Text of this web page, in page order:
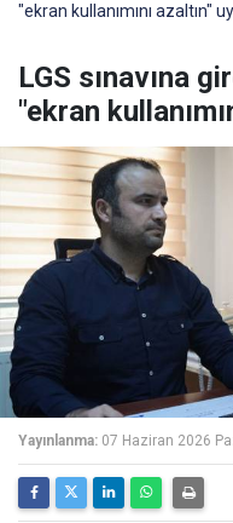
"ekran kullanımını azaltın"
LGS sınavına
"ekran
Yayınlanma: 07 Haziran 2026